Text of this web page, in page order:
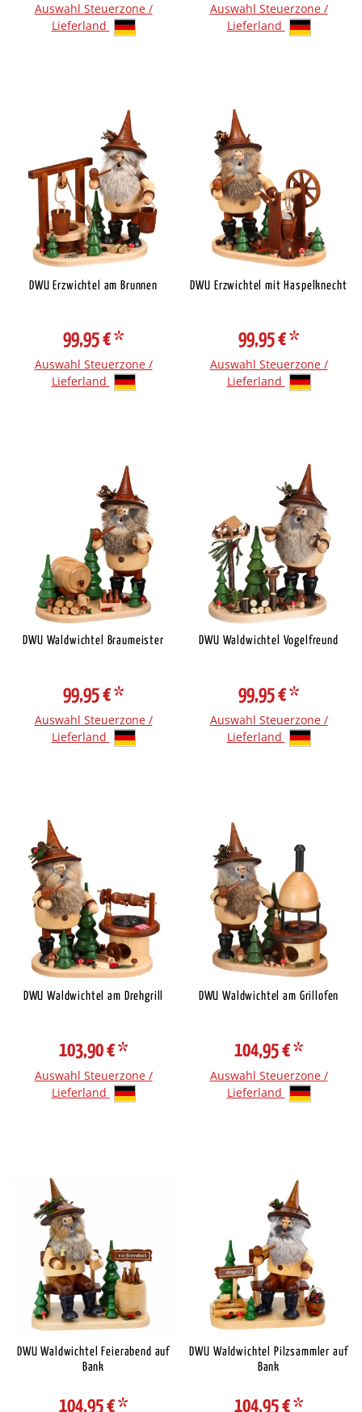
Auswahl Steuerzone /
Lieferland
Auswahl Steuerzone /
Lieferland
DWU Erzwichtel am Brunnen
99,95 €*
Auswahl Steuerzone /
Lieferland
DWU Erzwichtel mit Haspelknecht
99,95 €*
Auswahl Steuerzone /
Lieferland
DWU Waldwichtel Braumeister
99,95 €*
Auswahl Steuerzone /
Lieferland
DWU Waldwichtel Vogelfreund
99,95 €*
Auswahl Steuerzone /
Lieferland
DWU Waldwichtel am Drehgrill
103,90 €*
Auswahl Steuerzone /
Lieferland
DWU Waldwichtel am Grillofen
104,95 €*
Auswahl Steuerzone /
Lieferland
DWU Waldwichtel Feierabend auf
Bank
104,95 €*
DWU Waldwichtel Pilzsammler auf
Bank
104,95 €*